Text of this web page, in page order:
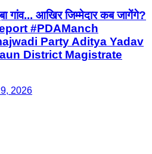
गांव... आखिर जिम्मेदार कब जागेंगे?
#PDAManch
Party Aditya Yadav
District Magistrate
2026